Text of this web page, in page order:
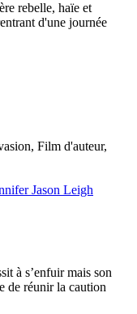
rebelle, haïe et
d'une journée
Film d'auteur,
Jason Leigh
à s’enfuir mais son
de réunir la caution